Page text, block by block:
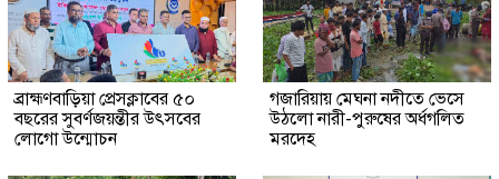
ব্রাহ্মণবাড়িয়া প্রেসক্লাবের ৫০
বছরের সুবর্ণজয়ন্তীর উৎসবের
লোগো উন্মোচন
গজারিয়ায় মেঘনা নদীতে ভেসে
উঠলো নারী-পুরুষের অর্ধগলিত
মরদেহ